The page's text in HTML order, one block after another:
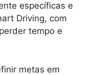
específicas e
Driving, com
tempo e
metas em